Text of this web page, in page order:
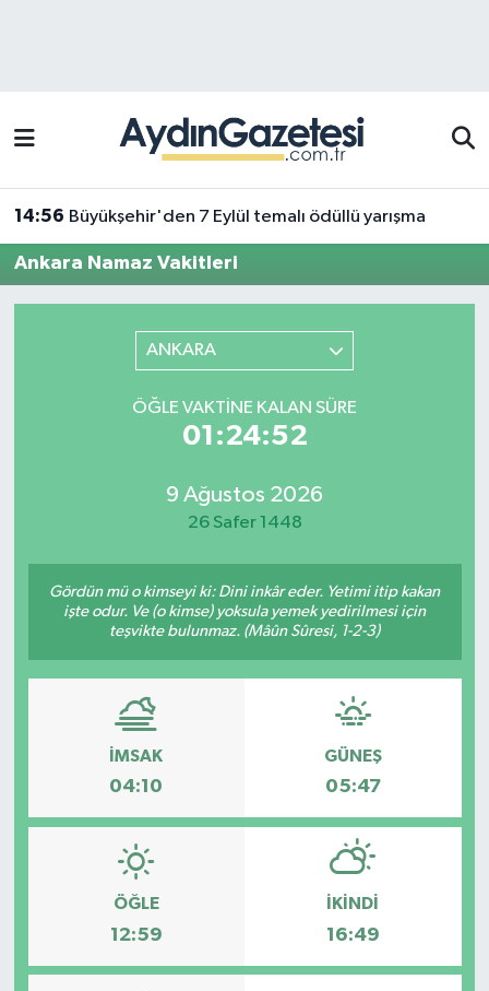
14:56 Büyükşehir'den 7 Eylül temalı ödüllü yarışma
Ankara Namaz Vakitleri
ANKARA
ÖĞLE VAKTINE KALAN SÜRE
01:24:52
9 Ağustos 2026
26 Safer 1448
Gördün mü o kimseyi ki: Dini inkâr eder. Yetimi itip kakan
işte odur. Ve (o kimse) yoksula yemek yedirilmesi için
teşvikte bulunmaz. (Mâûn Sûresi, 1-2-3)
İMSAK
04:10
GÜNEŞ
05:47
ÖĞLE
12:59
İKINDI
16:49
Efeler Trafik Yoğunluk Haritası
Süper Lig Puan Durumu ve Fikstür
Tüm Manşetler
Son Dakika Haberleri
Haber Arşivi